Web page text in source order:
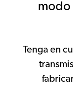
modo
Tenga en